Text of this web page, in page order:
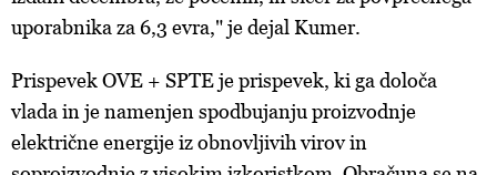
Piškotke lahko kadar koli ponovno prilagodite tako, da
kliknete možnost »Prikaži podrobnosti«. Privolitev lahko
uporabnika za 6,3 evra," je dejal Kumer.
Prispevek OVE + SPTE je prispevek, ki ga določa
vlada in je namenjen spodbujanju proizvodnje
električne energije iz obnovljivih virov in